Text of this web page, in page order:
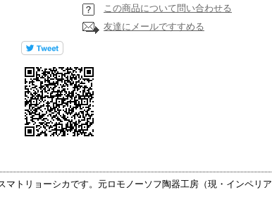
この商品について問い合わせる
友達にメールですすめる
トリョーシカです。元ロモノーソフ陶器工房（現・インペリア